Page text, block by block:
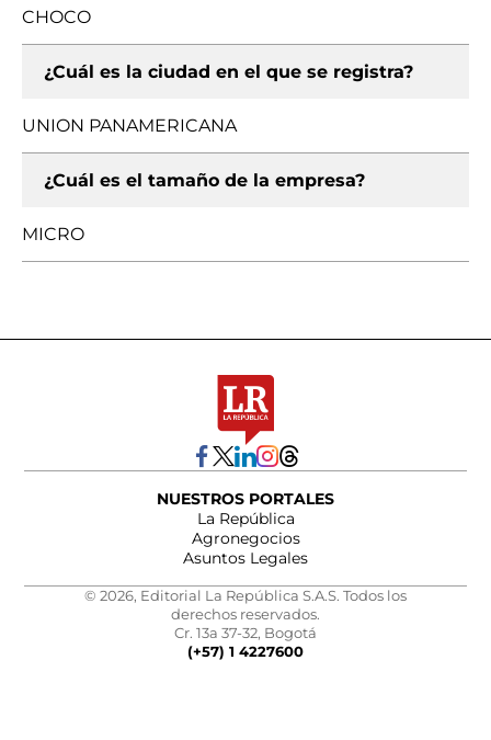
CHOCO
¿Cuál es la ciudad en el que se registra?
UNION PANAMERICANA
¿Cuál es el tamaño de la empresa?
MICRO
NUESTROS PORTALES
La República
Agronegocios
Asuntos Legales
© 2026, Editorial La República S.A.S. Todos los
derechos reservados.
Cr. 13a 37-32, Bogotá
(+57) 1 4227600